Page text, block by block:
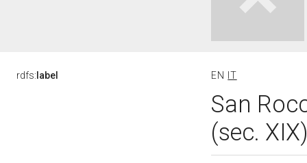
rdfs: label EN IT
San
(sec.